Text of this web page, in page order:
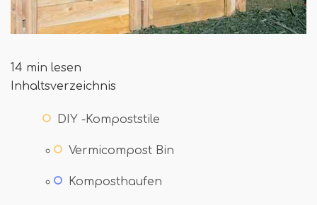
14 min lesen
Inhaltsverzeichnis
DIY -Kompoststile
Vermicompost Bin
Komposthaufen